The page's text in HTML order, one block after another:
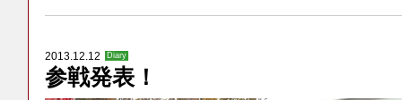
2013.12.12 Diary
参戦発表！